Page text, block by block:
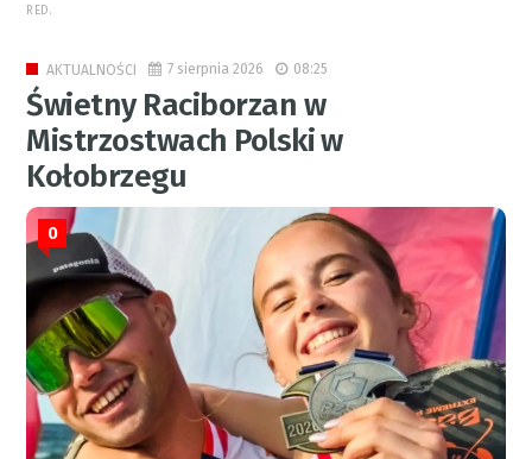
RED.
AKTUALNOŚCI 7 sierpnia 2026 08:25
Świetny Raciborzan w
Mistrzostwach Polski w
Kołobrzegu
0